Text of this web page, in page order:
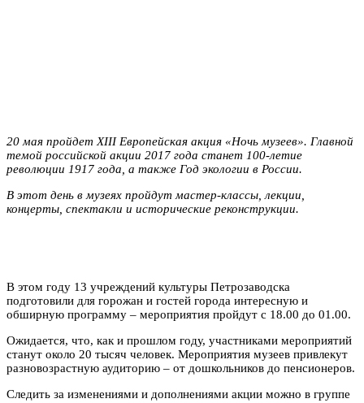
20 мая пройдет XIII Европейская акция «Ночь музеев». Главной
темой российской акции 2017 года станет 100-летие
революции 1917 года, а также Год экологии в России.
В этот день в музеях пройдут мастер-классы, лекции,
концерты, спектакли и исторические реконструкции.
В этом году 13 учреждений культуры Петрозаводска
подготовили для горожан и гостей города интересную и
обширную программу – мероприятия пройдут с 18.00 до 01.00.
Ожидается, что, как и прошлом году, участниками мероприятий
станут около 20 тысяч человек. Мероприятия музеев привлекут
разновозрастную аудиторию – от дошкольников до пенсионеров.
Следить за изменениями и дополнениями акции можно в группе